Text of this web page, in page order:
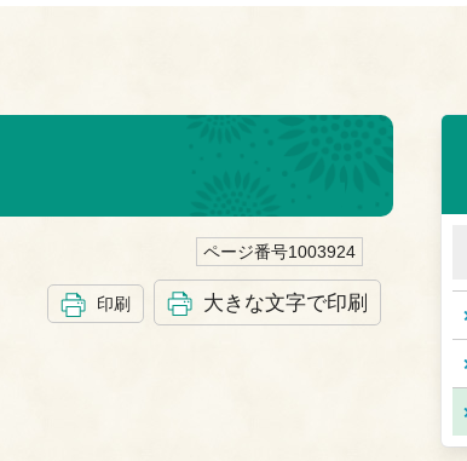
ページ番号1003924
印刷 大きな文字で印刷